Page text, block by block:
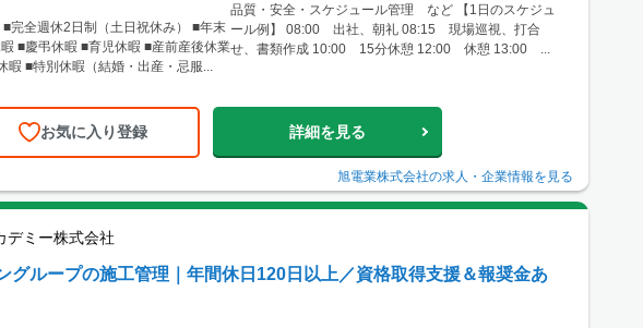
■慶弔休暇 ■育児休暇 ■産前産後休業
暇 ■特別休暇（結婚・出産・忌服...
品質・安全・スケジュール管理 など 【1日のスケジュ
ール例】 08:00 出社、朝礼 08:15 現場巡視、打合
せ、書類作成 10:00 15分休憩 12:00 休憩 13:00 ...
お気に入り登録 詳細を見る
旭電業株式会社の求人・企業情報を見る
デミー株式会社
グループの施工管理｜年間休日120日以上／資格取得支援＆報奨金あ